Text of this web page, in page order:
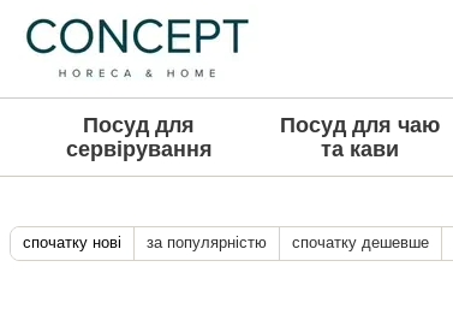
Посуд для
сервірування
Посуд для чаю
та кави
спочатку нові за популярністю спочатку дешевше